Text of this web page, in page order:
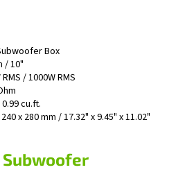
Box
/ 10"
/ 1000W RMS
0.99 cu.ft.
x 280 mm / 17.32" x 9.45" x 11.02"
Subwoofer